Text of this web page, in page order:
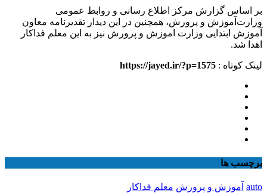
بر اساس گزارش مرکز اطلاع رسانی و روابط عمومی
وزارت‌آموزش و پرورش، همچنین در این دیدار تقدیرنامه معاون
آموزش ابتدایی وزارت اموزش و پرورش نیز به این معلم فداکار
اهدا شد.
لینک کوتاه : https://jayed.ir/?p=1575
برچسب ها
auto آموزش و پرورش معلم فداکار